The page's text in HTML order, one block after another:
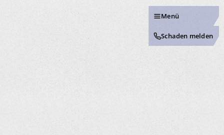
Menü
Schaden melden